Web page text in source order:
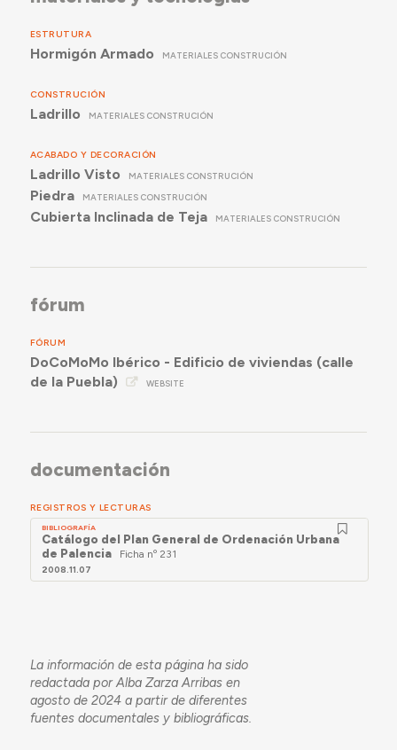
ESTRUTURA
Hormigón Armado MATERIALES CONSTRUCIÓN
CONSTRUCIÓN
Ladrillo MATERIALES CONSTRUCIÓN
ACABADO Y DECORACIÓN
Ladrillo Visto MATERIALES CONSTRUCIÓN
Piedra MATERIALES CONSTRUCIÓN
Cubierta Inclinada de Teja MATERIALES CONSTRUCIÓN
fórum
FÓRUM
DoCoMoMo Ibérico - Edificio de viviendas (calle
de la Puebla)
WEBSITE
documentación
REGISTROS Y LECTURAS
BIBLIOGRAFÍA
Catálogo del Plan General de Ordenación Urbana
de Palencia
Ficha nº 231
2008.11.07
La información de esta página ha sido
redactada por Alba Zarza Arribas en
agosto de 2024 a partir de diferentes
fuentes documentales y bibliográficas.